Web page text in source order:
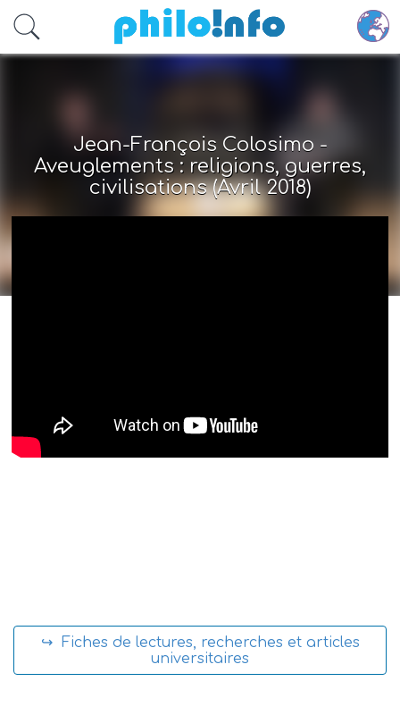
Accéder au contenu principal
Jean-François Colosimo -
Aveuglements : religions, guerres,
civilisations (Avril 2018)
↪ Fiches de lectures, recherches et articles
universitaires